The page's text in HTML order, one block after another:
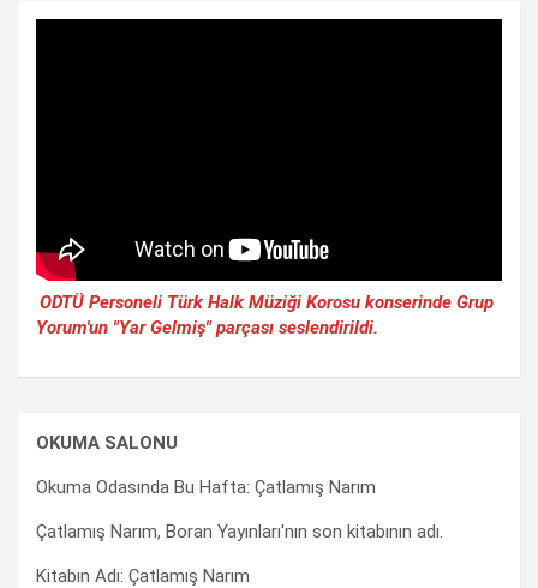
ODTÜ Personeli Türk Halk Müziği Korosu konserinde Grup
Yorum'un "Yar Gelmiş" parçası seslendirildi.
OKUMA SALONU
Okuma Odasında Bu Hafta: Çatlamış Narım
Çatlamış Narım, Boran Yayınları'nın son kitabının adı.
Kitabın Adı: Çatlamış Narım